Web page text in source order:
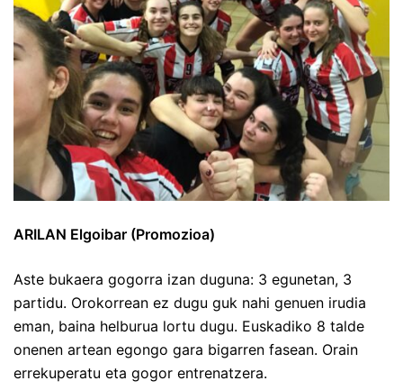
ARILAN Elgoibar (Promozioa)
Aste bukaera gogorra izan duguna: 3 egunetan, 3
partidu. Orokorrean ez dugu guk nahi genuen irudia
eman, baina helburua lortu dugu. Euskadiko 8 talde
onenen artean egongo gara bigarren fasean. Orain
errekuperatu eta gogor entrenatzera.